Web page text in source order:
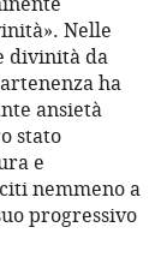
Nelle
divinità da
ha
ansietà
stato
e
nemmeno a
progressivo